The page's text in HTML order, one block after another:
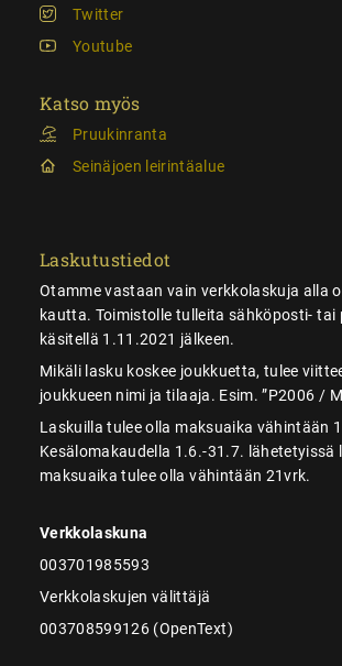
Twitter
Youtube
Katso myös
Pruukinranta
Seinäjoen leirintäalue
Laskutustiedot
Otamme vastaan vain verkkolaskuja alla
kautta. Toimistolle tulleita sähköposti- tai
käsitellä 1.11.2021 jälkeen.
Mikäli lasku koskee joukkuetta, tulee
joukkueen nimi ja tilaaja. Esim. ”P2006 /
Laskuilla tulee olla maksuaika vähintään
Kesälomakaudella 1.6.-31.7. lähetetyissä
maksuaika tulee olla vähintään 21vrk.
Verkkolaskuna
003701985593
Verkkolaskujen välittäjä
003708599126 (OpenText)